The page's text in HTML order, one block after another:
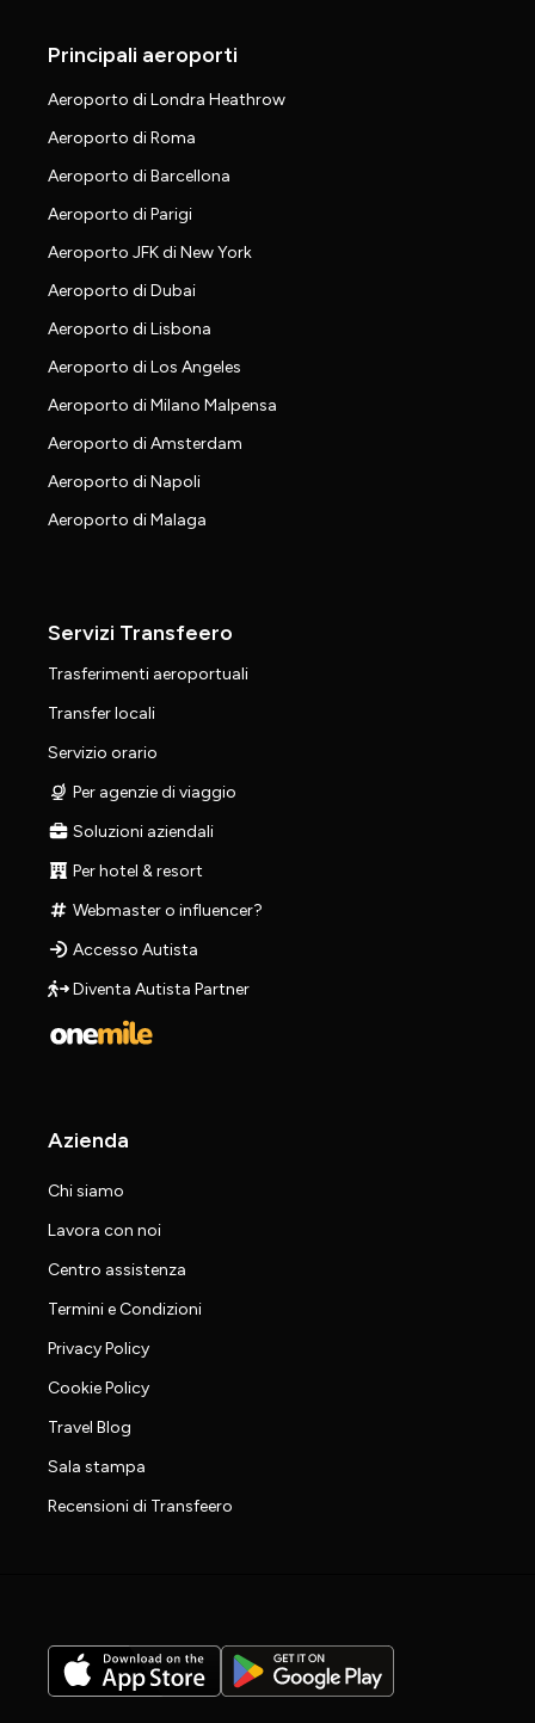
Principali aeroporti
Aeroporto di Londra Heathrow
Aeroporto di Roma
Aeroporto di Barcellona
Aeroporto di Parigi
Aeroporto JFK di New York
Aeroporto di Dubai
Aeroporto di Lisbona
Aeroporto di Los Angeles
Aeroporto di Milano Malpensa
Aeroporto di Amsterdam
Aeroporto di Napoli
Aeroporto di Malaga
Servizi Transfeero
Trasferimenti aeroportuali
Transfer locali
Servizio orario
Per agenzie di viaggio
Soluzioni aziendali
Per hotel & resort
Webmaster o influencer?
Accesso Autista
Diventa Autista Partner
Azienda
Chi siamo
Lavora con noi
Centro assistenza
Termini e Condizioni
Privacy Policy
Cookie Policy
Travel Blog
Sala stampa
Recensioni di Transfeero